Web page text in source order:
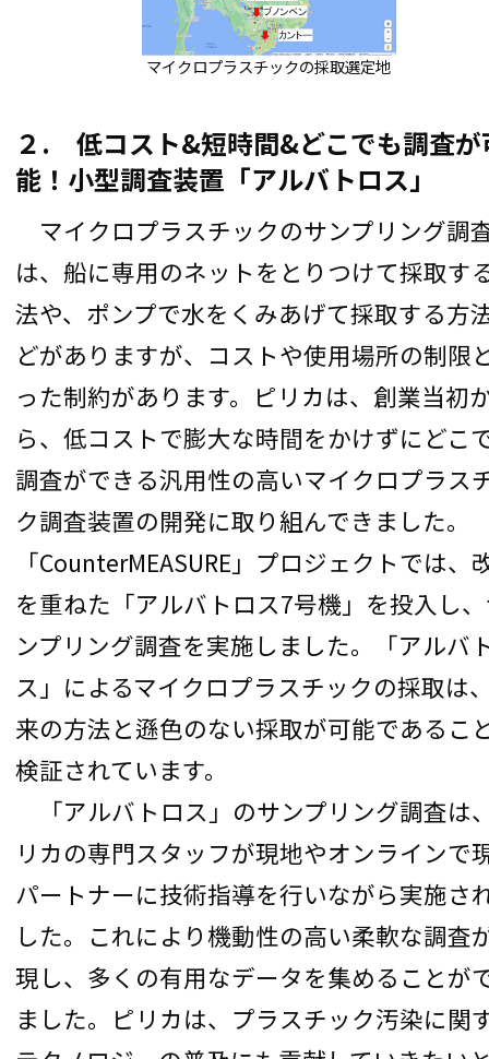
マイクロプラスチックの採取選定地
２. 低コスト&短時間&どこでも調査が
能！小型調査装置「アルバトロス」
マイクロプラスチックのサンプリング調
は、船に専用のネットをとりつけて採取す
法や、ポンプで水をくみあげて採取する方
どがありますが、コストや使用場所の制限
った制約があります。ピリカは、創業当初
ら、低コストで膨大な時間をかけずにどこ
調査ができる汎用性の高いマイクロプラス
ク調査装置の開発に取り組んできました。
「CounterMEASURE」プロジェクトでは、
を重ねた「アルバトロス7号機」を投入し
ンプリング調査を実施しました。「アルバ
ス」によるマイクロプラスチックの採取は
来の方法と遜色のない採取が可能であるこ
検証されています。
「アルバトロス」のサンプリング調査は
リカの専門スタッフが現地やオンラインで
パートナーに技術指導を行いながら実施さ
した。これにより機動性の高い柔軟な調査
現し、多くの有用なデータを集めることが
ました。ピリカは、プラスチック汚染に関